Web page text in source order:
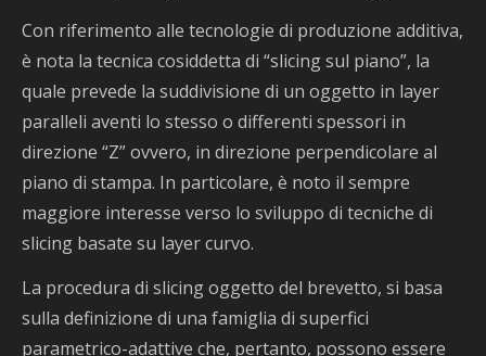
Con riferimento alle tecnologie di produzione additiva,
è nota la tecnica cosiddetta di “slicing sul piano”, la
quale prevede la suddivisione di un oggetto in layer
paralleli aventi lo stesso o differenti spessori in
direzione “Z” ovvero, in direzione perpendicolare al
piano di stampa. In particolare, è noto il sempre
maggiore interesse verso lo sviluppo di tecniche di
slicing basate su layer curvo.
La procedura di slicing oggetto del brevetto, si basa
sulla definizione di una famiglia di superfici
parametrico-adattive che, pertanto, possono essere